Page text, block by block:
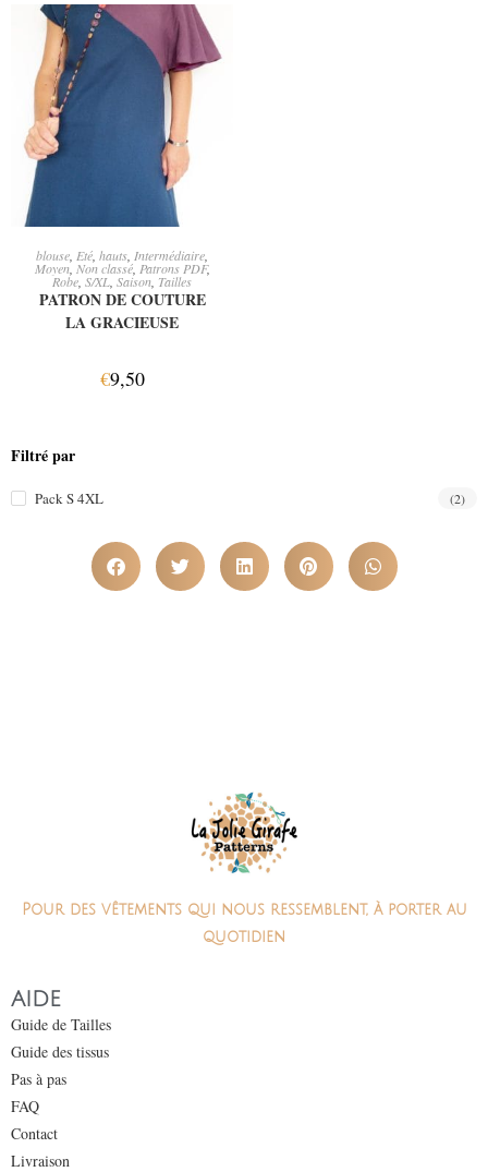
AJOUTER AU PANIER
blouse Eté hauts Intermédiaire
Moyen, Non classé, Patrons PDF,
Robe S/XL Saison Tailles
PATRON DE COUTURE
LA GRACIEUSE
€9,50
Filtré par
Pack S 4XL (2)
Pour des vêtements qui nous ressemblent, à porter au
quotidien
AIDE
Guide de Tailles
Guide des tissus
Pas à pas
FAQ
Contact
Livraison